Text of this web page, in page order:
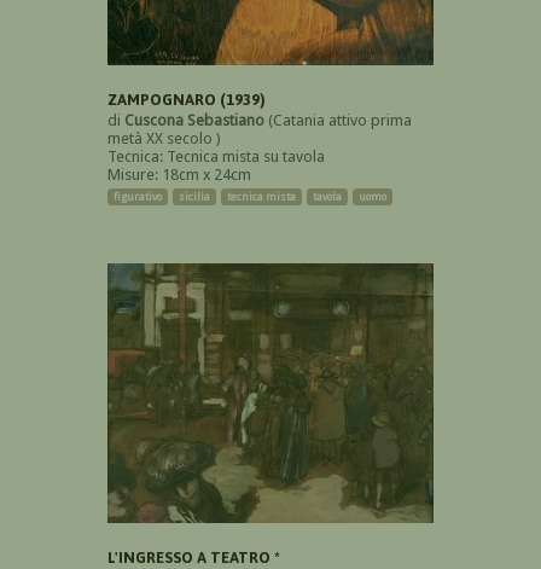
ZAMPOGNARO (1939)
di Cuscona Sebastiano (Catania attivo prima
metà XX secolo )
Tecnica: Tecnica mista su tavola
Misure: 18cm x 24cm
figurativo sicilia tecnica mista tavola uomo
L'INGRESSO A TEATRO *